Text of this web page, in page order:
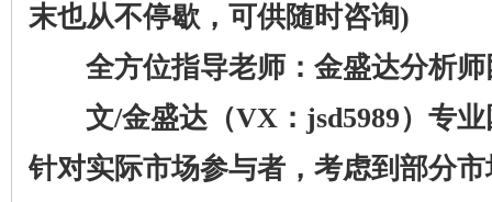
末也从不停歇，可供随时咨询)
全方位指导老师：金盛达分析师
文/金盛达（VX：jsd5989）专业
针对实际市场参与者，考虑到部分